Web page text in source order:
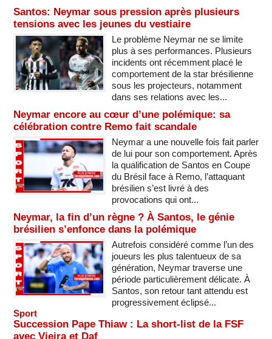
Santos: Neymar sous pression après plusieurs
tensions avec les jeunes du vestiaire
Le problème Neymar ne se limite
plus à ses performances. Plusieurs
incidents ont récemment placé le
comportement de la star brésilienne
sous les projecteurs, notamment
dans ses relations avec les...
Neymar encore au cœur d’une polémique: sa
célébration contre Remo fait scandale
Neymar a une nouvelle fois fait parler
de lui pour son comportement. Après
la qualification de Santos en Coupe
du Brésil face à Remo, l’attaquant
brésilien s’est livré à des
provocations qui ont...
Neymar, la fin d’un règne ? À Santos, le génie
brésilien s’enfonce dans la polémique
Autrefois considéré comme l’un des
joueurs les plus talentueux de sa
génération, Neymar traverse une
période particulièrement délicate. À
Santos, son retour tant attendu est
progressivement éclipsé...
Sport
Succession Pape Thiaw : La short-list de la FSF
avec Vieira et Daf